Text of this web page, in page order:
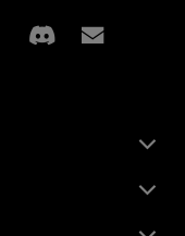
Facebook